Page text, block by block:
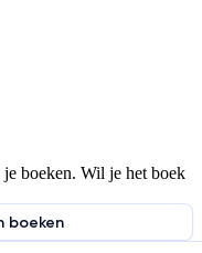
boeken. Wil je het boek
boeken